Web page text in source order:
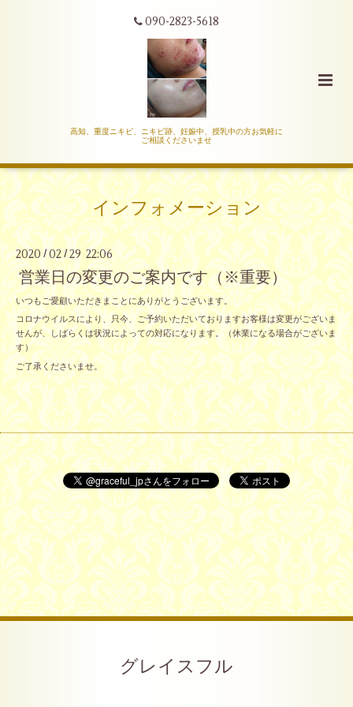
090-2823-5618
高知、重度ニキビ、ニキビ跡、妊娠中、授乳中の方お気軽に
ご相談くださいませ
インフォメーション
2020 / 02/29 22:06
営業日の変更のご案内です（※重要）
いつもご愛顧いただきまことにありがとうございます。
コロナウイルスにより、只今、ご予約いただいておりますお客様は変更がございま
せんが、しばらくは状況によっての対応になります。（休業になる場合がございま
す）
ご了承くださいませ。
グレイスフル